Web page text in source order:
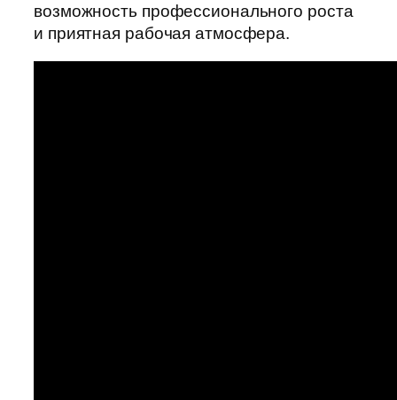
возможность профессионального роста
и приятная рабочая атмосфера.